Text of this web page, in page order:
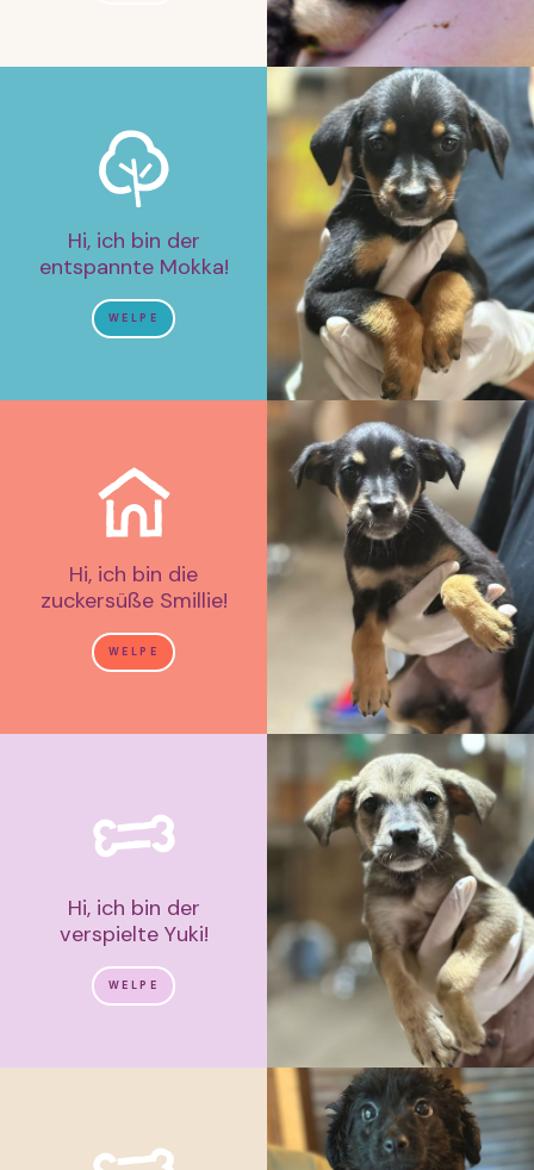
Hi, ich bin der
entspannte Mokka!
WELPE
Hi, ich bin die
zuckersüße Smillie!
WELPE
Hi, ich bin der
verspielte Yuki!
WELPE